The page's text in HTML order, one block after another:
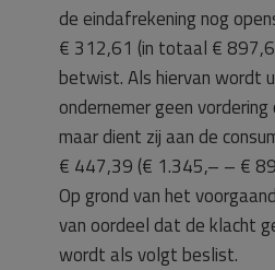
de eindafrekening nog
€ 312,61 (in totaal €
betwist. Als hiervan wordt
ondernemer geen
maar dient zij aan de
€ 447,39 (€ 1.345,– – €
Op grond van het
van oordeel dat de klacht
wordt als volgt beslist.